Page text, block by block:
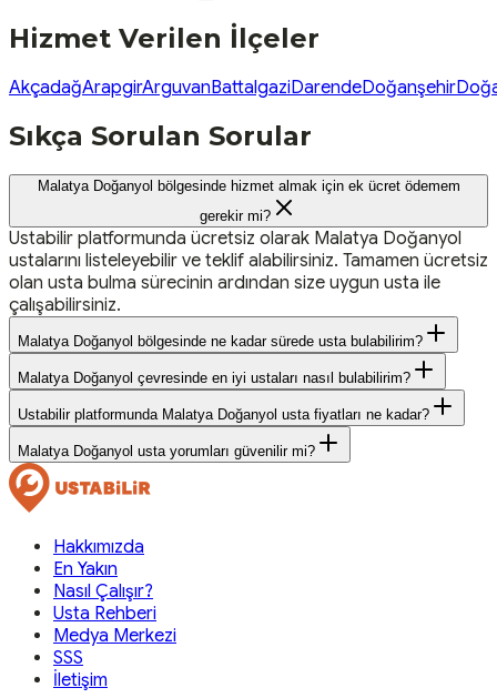
Hizmet Verilen İlçeler
AkçadağArapgirArguvanBattalgaziDarendeDoğanşehir
Sıkça Sorulan Sorular
Malatya Doğanyol bölgesinde hizmet almak için ek ücret ödemem
gerekir mi?
Ustabilir platformunda ücretsiz olarak Malatya Doğanyol
ustalarını listeleyebilir ve teklif alabilirsiniz. Tamamen ücretsiz
olan usta bulma sürecinin ardından size uygun usta ile
çalışabilirsiniz.
Malatya Doğanyol bölgesinde ne kadar sürede usta bulabilirim?
Malatya Doğanyol çevresinde en iyi ustaları nasıl bulabilirim?
Ustabilir platformunda Malatya Doğanyol usta fiyatları ne kadar?
Malatya Doğanyol usta yorumları güvenilir mi?
Hakkımızda
En Yakın
Nasıl Çalışır?
Usta Rehberi
Medya Merkezi
SSS
İletişim